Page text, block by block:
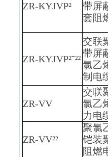
ZR-KYJVP²
带屏
套阻
ZR-KYJVP²ˉ²²
交联
带屏
氯乙
制电
ZR-VV
交联
氯乙
力电
ZR-VV²²
聚氯
铠装
阻燃